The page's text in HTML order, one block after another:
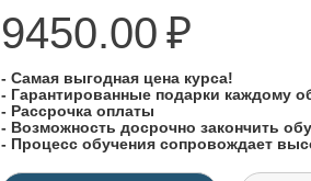
9450.00 ₽
- Самая выгодная цена курса!
- Гарантированные подарки каждому
- Рассрочка оплаты
- Возможность досрочно закончить
- Процесс обучения сопровождает